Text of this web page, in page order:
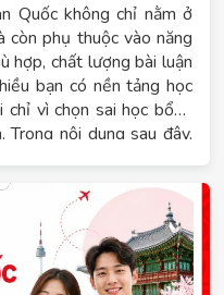
Quốc không chỉ nằm ở
phụ thuộc vào năng
hợp, chất lượng bài luận
bạn có nền tảng học
vì chọn sai học bổng
Trong nội dung sau đây,
lộ trình chuẩn bị theo
sơ, kinh nghiệm phỏng
tránh để tăng cơ hội